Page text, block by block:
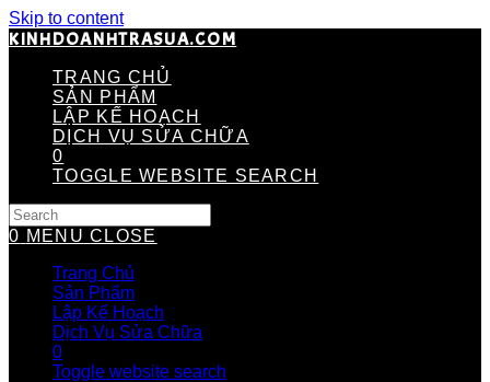
Skip to content
KINHDOANHTRASUA.COM
TRANG CHỦ
SẢN PHẨM
LẬP KẾ HOẠCH
DỊCH VỤ SỬA CHỮA
0
TOGGLE WEBSITE SEARCH
0 MENU CLOSE
Trang Chủ
Sản Phẩm
Lập Kế Hoạch
Dịch Vụ Sửa Chữa
0
Toggle website search